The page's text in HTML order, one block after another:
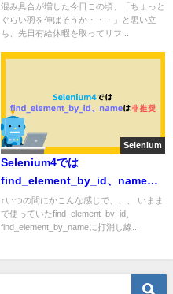
混み具合が増した今日この頃、「ちょっと
ぐらい羽を伸ばそうか・・・」と思い立
ち、先日有給休暇を取ってリフ...
Selenium
Selenium4では
find_element_by_id、nameは
非推奨
↑いつの間にかこんな感じで、、、 いまま
で使っていたfind_element_by_id、
find_element_by_nameに打消し線...